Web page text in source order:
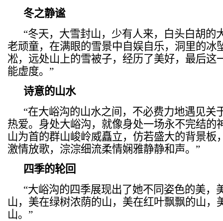
冬之静谧
“冬天，大雪封山，少有人来，白头白胡的
老顽童，在满眼的雪景中自娱自乐，洞里的冰
凇，远处山上的雪被子，经历了美好，最后这
能虚度。”
诗意的山水
“在大峪沟的山水之间，不必费力地遇见关
热爱。身处大峪沟，就像身处一场永不完结的
山为首的群山峻岭威矗立，仿若盛大的背景板
激情放歌，淙淙细流柔情娴雅静静和声。”
四季的轮回
“大峪沟的四季展现出了她不同姿色的美，
山，美在绿树浓荫的山，美在红叶飘飘的山，
山。”